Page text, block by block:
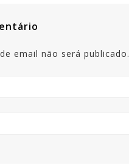
email não será publicado.